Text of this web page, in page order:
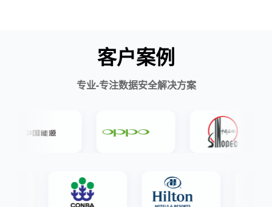
客户案例
专业-专注数据安全解决方案